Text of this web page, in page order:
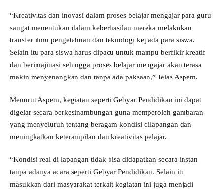
“Kreativitas dan inovasi dalam proses belajar mengajar para guru
sangat menentukan dalam keberhasilan mereka melakukan
transfer ilmu pengetahuan dan teknologi kepada para siswa.
Selain itu para siswa harus dipacu untuk mampu berfikir kreatif
dan berimajinasi sehingga proses belajar mengajar akan terasa
makin menyenangkan dan tanpa ada paksaan,” Jelas Aspem.
Menurut Aspem, kegiatan seperti Gebyar Pendidikan ini dapat
digelar secara berkesinambungan guna memperoleh gambaran
yang menyeluruh tentang beragam kondisi dilapangan dan
meningkatkan keterampilan dan kreativitas pelajar.
“Kondisi real di lapangan tidak bisa didapatkan secara instan
tanpa adanya acara seperti Gebyar Pendidikan. Selain itu
masukkan dari masyarakat terkait kegiatan ini juga menjadi